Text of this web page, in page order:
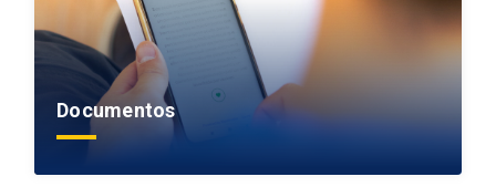
Documentos